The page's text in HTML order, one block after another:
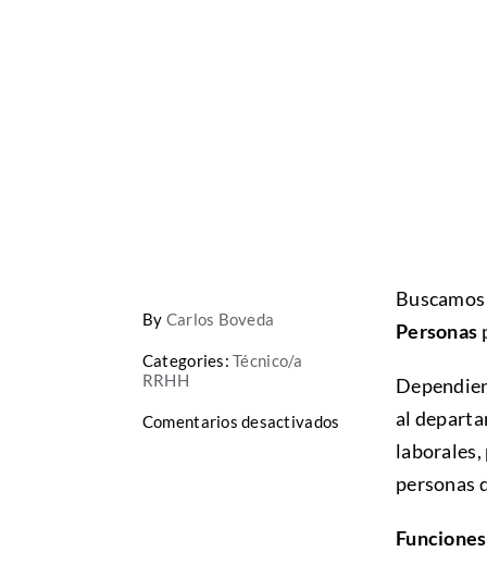
By Carlos Boveda
Categories:Técnico/a
RRHH
Comentarios desactivados
Técnico/a
Recursos
Humanos
Personas
al
laborales,
personas